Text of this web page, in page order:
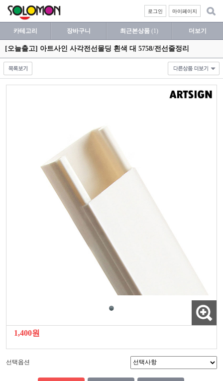
마이페이지
로그인
카테고리 장바구니 최근본상품 (1) 더보기
[오늘출고] 아트사인 사각전선몰딩 흰색 대 5758/전선줄정리
1,400원
선택옵션